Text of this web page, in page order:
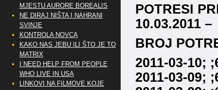
POTRESI
10.03.2011 –
BROJ
2011-03-10;
2011-03-09;
MJESTU AURORE BOREALIS
NE DIRAJ NIŠTA I NAHRANI
SVINJE
KONTROLA NOVCA
KAKO NAS JEBU ILI ŠTO JE TO
MATRIX
I NEED HELP FROM PEOPLE
WHO LIVE IN USA
LINKOVI NA FILMOVE KOJE